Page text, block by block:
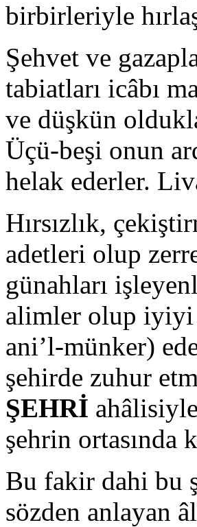
birbirleriyle
Şehvet ve
tabiatları icâbı
ve düşkün
Üçü-beşi onun
helak ederler.
Hırsızlık,
adetleri olup
günahları
alimler olup iyiyi
ani’l-münker)
şehirde zuhur
ŞEHRİ
şehrin ortasında
Bu fakir dahi bu
sözden anlayan